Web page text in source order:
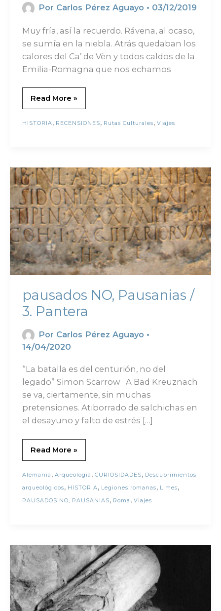
Por Carlos Pérez Aguayo • 03/12/2019
Muy fría, así la recuerdo. Rávena, al ocaso,
se sumía en la niebla. Atrás quedaban los
calores del Ca’ de Vèn y todos caldos de la
Emilia-Romagna que nos echamos
Read More »
HISTORIA, RECENSIONES, Rutas Culturales, Viajes
pausados NO, Pausanias /
3. Pantera
Por Carlos Pérez Aguayo •
14/04/2020
“La batalla es del centurión, no del
legado” Simon Scarrow A Bad Kreuznach
se va, ciertamente, sin muchas
pretensiones. Atiborrado de salchichas en
el desayuno y falto de estrés […]
Read More »
Alemania , Arqueologia , CURIOSIDADES, Descubrimientos
arqueológicos, HISTORIA, Legiones romanas, Limes,
PAUSADOS NO, PAUSANIAS, Roma , Viajes